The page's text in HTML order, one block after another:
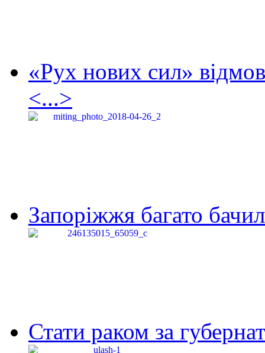
«Рух нових сил»
<...>
Запоріжжя багато
Стати раком за